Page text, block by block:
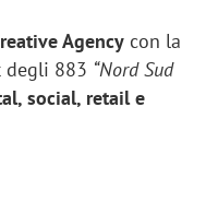
Agency con la
degli 883 “Nord Sud
social, retail e